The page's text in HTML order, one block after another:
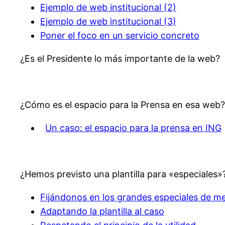
Ejemplo de web institucional (2)
Ejemplo de web institucional (3)
Poner el foco en un servicio concreto
¿Es el Presidente lo más importante de la web?
¿Cómo es el espacio para la Prensa en esa web?
Un caso: el espacio para la prensa en ING
¿Hemos previsto una plantilla para
Fijándonos en los grandes especiales de
Adaptando la plantilla al caso